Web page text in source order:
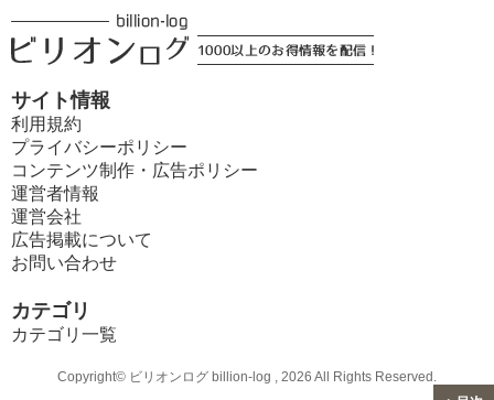
サイト情報
利用規約
プライバシーポリシー
コンテンツ制作・広告ポリシー
運営者情報
運営会社
広告掲載について
お問い合わせ
カテゴリ
カテゴリ一覧
Copyright© ビリオンログ billion-log , 2026 All Rights Reserved.